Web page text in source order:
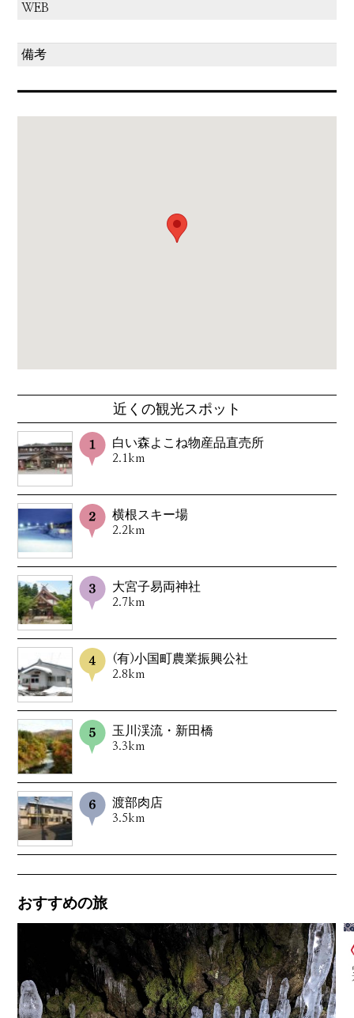
WEB
備考
近くの観光スポット
白い森よこね物産品直売所
2.1km
横根スキー場
2.2km
大宮子易両神社
2.7km
(有)小国町農業振興公社
2.8km
玉川渓流・新田橋
3.3km
渡部肉店
3.5km
おすすめの旅